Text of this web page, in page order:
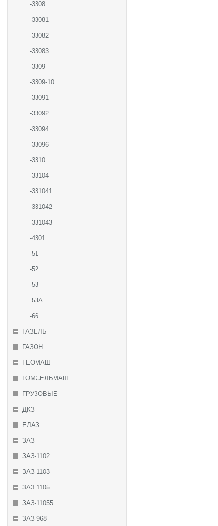
-3308
-33081
-33082
-33083
-3309
-3309-10
-33091
-33092
-33094
-33096
-3310
-33104
-331041
-331042
-331043
-4301
-51
-52
-53
-53А
-66
ГАЗЕЛЬ
ГАЗОН
ГЕОМАШ
ГОМСЕЛЬМАШ
ГРУЗОВЫЕ
ДКЗ
ЕЛАЗ
ЗАЗ
ЗАЗ-1102
ЗАЗ-1103
ЗАЗ-1105
ЗАЗ-11055
ЗАЗ-968